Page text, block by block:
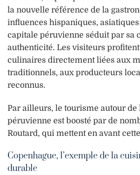
la nouvelle référence de la
influences hispaniques,
capitale péruvienne séduit par sa
authenticité. Les visiteurs profitent
culinaires directement liées aux
traditionnels, aux producteurs
reconnus.
Par ailleurs, le tourisme autour de
péruvienne est boosté par de
Routard, qui mettent en avant
Copenhague, l’exemple de la
durable